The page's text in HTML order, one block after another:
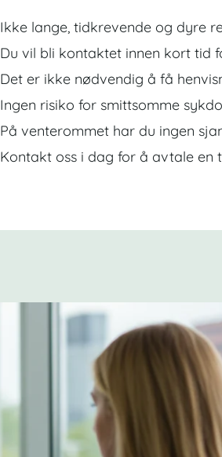
Ikke lange, tidkrevende og dyre
Du vil bli kontaktet innen kort tid
Det er ikke nødvendig å få
Ingen risiko for smittsomme
På venterommet har du ingen
Kontakt oss i dag for å avtale en